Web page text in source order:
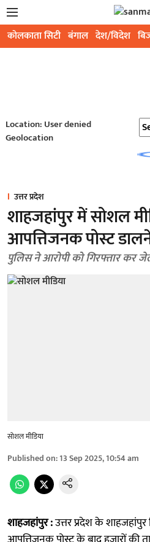
कोलकाता सिटी बंगाल देश/विदेश
Location: User denied
Geolocation
उत्तर प्रदेश
शाहजहांपुर में सोशल
आपत्तिजनक पोस्ट
पुलिस ने आरोपी को गिरफ्तार कर
सोशल मीडिया
Published on:13 Sep 2025, 10:54 am
शाहजहांपुर :उत्तर प्रदेश के